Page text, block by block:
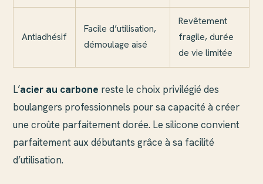
Antiadhésif
Facile d’utilisation,
démoulage aisé
Revêtement
fragile, durée
de vie limitée
L’acier au carbone reste le choix privilégié des
boulangers professionnels pour sa capacité à créer
une croûte parfaitement dorée. Le silicone convient
parfaitement aux débutants grâce à sa facilité
d’utilisation.